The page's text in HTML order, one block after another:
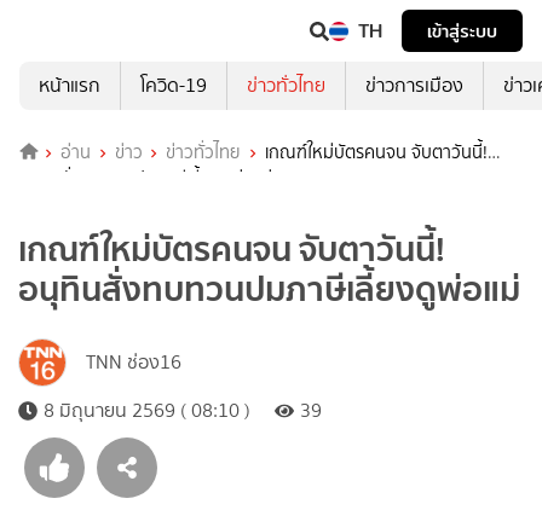
TH
เข้าสู่ระบบ
หน้าแรก
โควิด-19 ข่าวทั่วไทย ข่าวการเมือง ข่าว
อ่าน ข่าว ข่าวทั่วไทย
เกณฑ์ใหม่บัตรคนจน จับตาวันนี้!
อนุทินสั่งทบทวนปมภาษีเลี้ยงดูพ่อแม่
เกณฑ์ใหม่บัตรคนจน จับตาวันนี้!
อนุทินสั่งทบทวนปมภาษีเลี้ยงดูพ่อแม่
TNN ช่อง16
8 มิถุนายน 2569 ( 08:10 )
39